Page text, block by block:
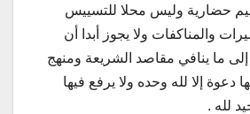
حضارية وليس محلا للتسييس
والمناكفات ولا يجوز أبدا أن
ما ينافي مقاصد الشريعة ومنهج
دعوة إلا لله وحده ولا يرفع فيها
لله .